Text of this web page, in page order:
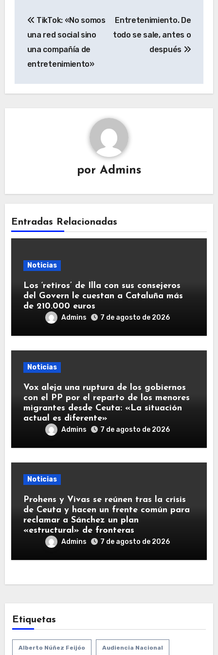
de
entradas
TikTok: «No somos
una red social sino
una compañía de
entretenimiento»
Entretenimiento. De
todo se sale, antes o
después
por Admins
Entradas Relacionadas
Noticias
Los ‘retiros’ de Illa con sus consejeros
del Govern le cuestan a Cataluña más
de 210.000 euros
Admins 7 de agosto de 2026
Noticias
Vox aleja una ruptura de los gobiernos
con el PP por el reparto de los menores
migrantes desde Ceuta: «La situación
actual es diferente»
Admins 7 de agosto de 2026
Noticias
Prohens y Vivas se reúnen tras la crisis
de Ceuta y hacen un frente común para
reclamar a Sánchez un plan
«estructural» de fronteras
Admins 7 de agosto de 2026
Etiquetas
Alberto Núñez Feijóo Audiencia Nacional